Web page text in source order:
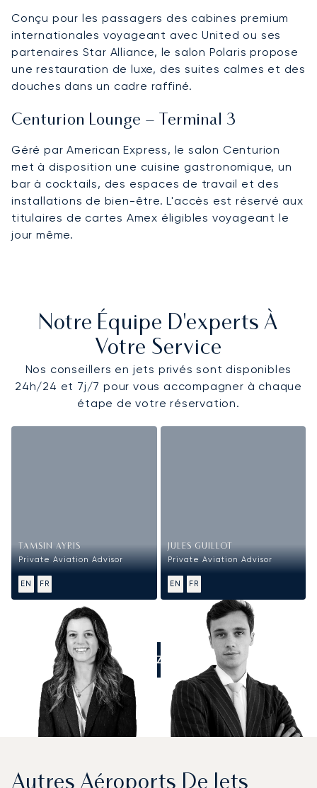
Conçu pour les passagers des cabines premium
internationales voyageant avec United ou ses
partenaires Star Alliance, le salon Polaris propose
une restauration de luxe, des suites calmes et des
douches dans un cadre raffiné.
Centurion Lounge – Terminal 3
Géré par American Express, le salon Centurion
met à disposition une cuisine gastronomique, un
bar à cocktails, des espaces de travail et des
installations de bien-être. L'accès est réservé aux
titulaires de cartes Amex éligibles voyageant le
jour même.
Notre Équipe D'experts À
Votre Service
Nos conseillers en jets privés sont disponibles
24h/24 et 7j/7 pour vous accompagner à chaque
étape de votre réservation.
TAMSIN AYRIS
Private Aviation Advisor
EN FR
JULES GUILLOT
Private Aviation Advisor
EN FR
APPELEZ-NOUS
Autres Aéroports De Jets